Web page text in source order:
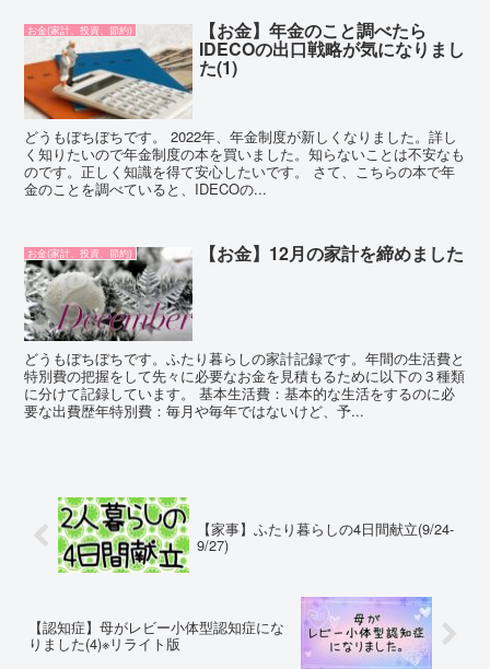
お金(家計、投資、節約) 【お金】年金のこと調べたら
IDECOの出口戦略が気になりまし
た(1)
どうもぼちぼちです。 2022年、年金制度が新しくなりました。詳し
く知りたいので年金制度の本を買いました。知らないことは不安なも
のです。正しく知識を得て安心したいです。 さて、こちらの本で年
金のことを調べていると、IDECOの...
お金(家計、投資、節約) 【お金】12月の家計を締めました
どうもぼちぼちです。ふたり暮らしの家計記録です。年間の生活費と
特別費の把握をして先々に必要なお金を見積もるために以下の３種類
に分けて記録しています。 基本生活費：基本的な生活をするのに必
要な出費歴年特別費：毎月や毎年ではないけど、予...
【家事】ふたり暮らしの4日間献立(9/24-
9/27)
【認知症】母がレビー小体型認知症にな
りました(4)※リライト版